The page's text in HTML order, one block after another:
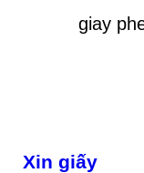
giay
Xin giấy